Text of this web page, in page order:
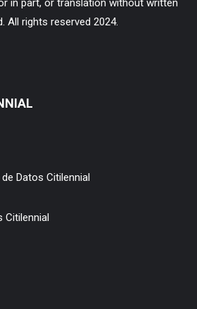
in part, or translation without written
All rights reserved 2024.
Datos Citilennial
Citilennial